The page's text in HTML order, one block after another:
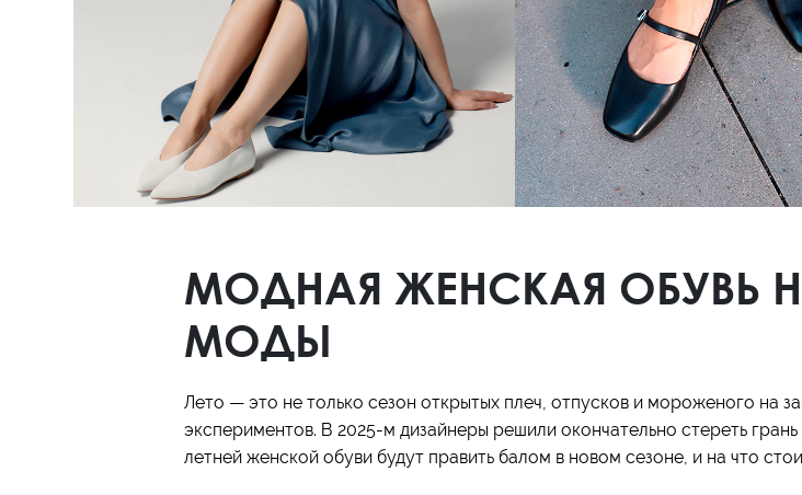
Полуботинки
Ботильоны
Челси
Кроссовки
Мюли
Полусапоги
МОДНАЯ ЖЕНСКАЯ ОБУВЬ
МОДЫ
Лето — это не только сезон открытых плеч, отпусков и мороженого на
экспериментов. В 2025-м дизайнеры решили окончательно стереть
летней женской обуви будут править балом в новом сезоне, и на что